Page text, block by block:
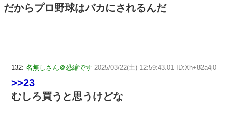
だからプロ野球はバカにされるんだ
132: 名無しさん＠恐縮です 2025/03/22(土) 12:59:43.01 ID:Xh+82a4j0
>>23
むしろ買うと思うけどな